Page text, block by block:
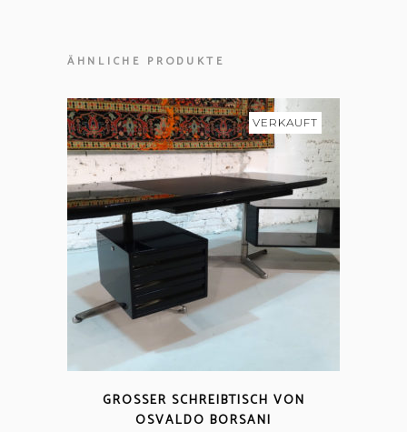
ÄHNLICHE PRODUKTE
VERKAUFT
GROSSER SCHREIBTISCH VON O
SVALDO BORSANI